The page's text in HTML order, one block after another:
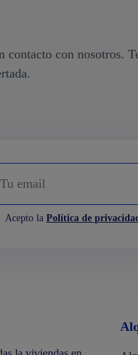
contacto con nosotros.
Acepto la Política de